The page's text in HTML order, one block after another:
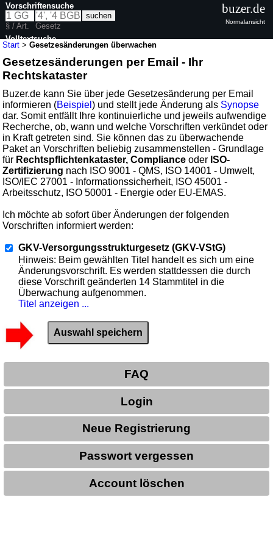
Start >Gesetzesänderungen überwachen
Gesetzesänderungen per Email - Ihr
Rechtskataster
Buzer.de kann Sie über jede Gesetzesänderung per Email
informieren (Beispiel) und stellt jede Änderung als Synopse
dar. Somit entfällt Ihre kontinuierliche und jeweils aufwendige
Recherche, ob, wann und welche Vorschriften verkündet oder
in Kraft getreten sind. Sie können das zu überwachende
Paket an Vorschriften beliebig zusammenstellen - Grundlage
für Rechtspflichtenkataster, Compliance oder ISO-
Zertifizierung nach ISO 9001 - QMS, ISO 14001 - Umwelt,
ISO/IEC 27001 - Informationssicherheit, ISO 45001 -
Arbeitsschutz, ISO 50001 - Energie oder EU-EMAS.
Ich möchte ab sofort über Änderungen der folgenden
Vorschriften informiert werden:
GKV-Versorgungsstrukturgesetz (GKV-VStG)
Hinweis: Beim gewählten Titel handelt es sich um eine
Änderungsvorschrift. Es werden stattdessen die durch
diese Vorschrift geänderten 14 Stammtitel in die
Überwachung aufgenommen.
Titel anzeigen ...
FAQ
Login
Neue Registrierung
Passwort vergessen
Account löschen
Vorschriftensuche
§ / Art.
Gesetz
Volltextsuche
buzer.de
Normalansicht